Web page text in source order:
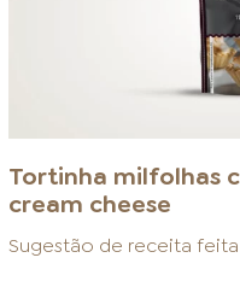
Tortinha milfolhas
cream cheese
Sugestão de receita